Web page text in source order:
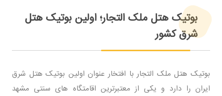
بوتیک هتل ملک التجار؛ اولین بوتیک هتل
شرق کشور
بوتیک هتل ملک التجار با افتخار عنوان اولین بوتیک هتل شرق
ایران را دارد و یکی از معتبرترین اقامتگاه های سنتی مشهد